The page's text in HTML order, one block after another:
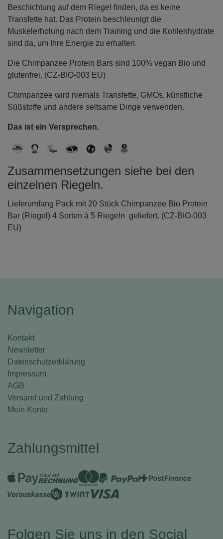
Beschichtung auf dem Riegel finden, da es keine
Transfette hat. Das Protein beschleunigt die
Muskelerholung nach dem Training und die Kohlenhydrate
sind da, um Ihre Energie zu erhalten.
Die Chimpanzee Protein Bars sind 100% vegan Bio und
glutenfrei. (CZ-BIO-003 EU)
Chimpanzee wird niemals Transfette, GMOs, künstliche
Süßstoffe und andere seltsame Dinge verwenden.
Das ist ein Versprechen.
Zusammensetzungen siehe bei den
einzelnen Riegeln.
Lieferumfang Pack mit 20 Stück Chimpanzee Bio Protein
Bar (Riegel) 4 Sorten à 5 Riegeln geliefert. (CZ-BIO-003
EU)
Navigation
Kontakt
Newsletter
Datenschutzerklärung
Impressum
AGB
Versand und Zahlung
Mein Konto
Zahlungsmittel
Folgen Sie uns in den Social